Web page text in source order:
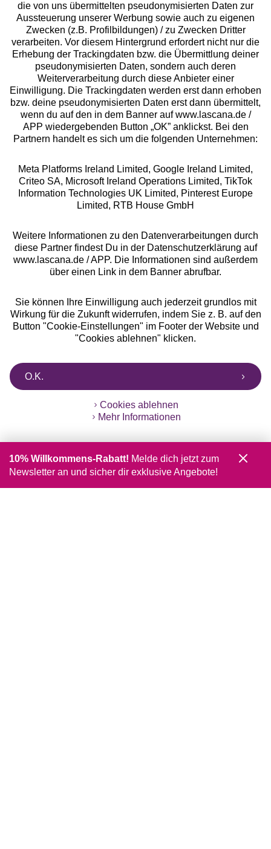
Services
Beratung
Über uns
Rechtliches
Alle Preise inkl. MwSt., zzgl.
Versandkosten
** Bonität vorausgesetzt, berechtigt zur Bonitätsprüfung
die von uns übermittelten pseudonymisierten Daten zur
Aussteuerung unserer Werbung sowie auch zu eigenen
Zwecken (z.B. Profilbildungen) / zu Zwecken Dritter
verarbeiten. Vor diesem Hintergrund erfordert nicht nur die
Erhebung der Trackingdaten bzw. die Übermittlung deiner
pseudonymisierten Daten, sondern auch deren
Weiterverarbeitung durch diese Anbieter einer
Einwilligung. Die Trackingdaten werden erst dann erhoben
bzw. deine pseudonymisierten Daten erst dann übermittelt,
wenn du auf den in dem Banner auf www.lascana.de /
APP wiedergebenden Button „OK” anklickst. Bei den
Partnern handelt es sich um die folgenden Unternehmen:
Meta Platforms Ireland Limited, Google Ireland Limited,
Criteo SA, Microsoft Ireland Operations Limited, TikTok
Information Technologies UK Limited, Pinterest Europe
Limited, RTB House GmbH
Weitere Informationen zu den Datenverarbeitungen durch
diese Partner findest Du in der Datenschutzerklärung auf
www.lascana.de / APP. Die Informationen sind außerdem
über einen Link in dem Banner abrufbar.
Sie können Ihre Einwilligung auch jederzeit grundlos mit
Wirkung für die Zukunft widerrufen, indem Sie z. B. auf den
Button "Cookie-Einstellungen" im Footer der Website und
"Cookies ablehnen" klicken.
O.K.
Cookies ablehnen
Mehr Informationen
10% Willkommens-Rabatt! Melde dich jetzt zum
Newsletter an und sicher dir exklusive Angebote!